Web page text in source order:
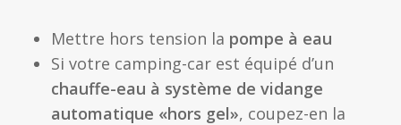
Mettre hors tension la pompe à eau
Si votre camping-car est équipé d’un
chauffe-eau à système de vidange
automatique «hors gel», coupez-en la